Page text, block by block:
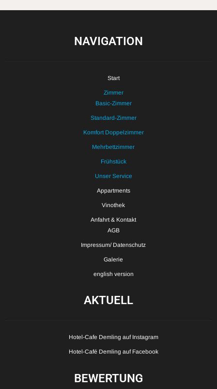
NAVIGATION
Start
Zimmer
Basic-Zimmer
Standard-Zimmer
Komfort Doppelzimmer
Mehrbettzimmer
Frühstück
Unser Service
Appartments
Vinothek
Anfahrt & Kontakt
AGB
Impressum/ Datenschutz
Galerie
english version
AKTUELL
Hotel-Cafe Demling auf Instagram
Hotel-Café Demling auf Facebook
BEWERTUNG